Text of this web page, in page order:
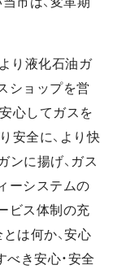
り液化石油ガ
ショップを営
心してガスを
安全に、より快
ンに揚げ、ガス
ーシステムの
ビス体制の充
は何か、安心
べき安心・安全